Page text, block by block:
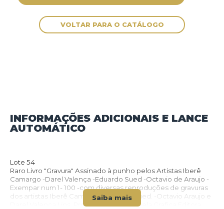
INFORMAÇÕES ADICIONAIS E LANCE
AUTOMÁTICO
Lote 54
Raro Livro "Gravura" Assinado à punho pelos Artistas Iberê
Camargo -Darel Valença -Eduardo Sued -Octavio de Araujo -
Exempar num 1- 100 -com diversas reproduções de gravuras
dos artistas Iberê Camargo -Eduardo Sued. -Octavio Araujo e
Darel Valença Lins. Produzido em 1973 pela Grafica Editora
Saiba mais